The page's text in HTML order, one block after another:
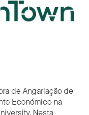
de Angariação de
Económico na